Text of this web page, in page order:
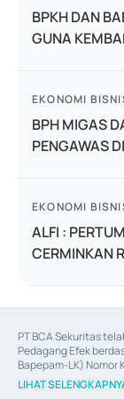
BPKH DAN
GUNA
EKONOMI
BPH MIGAS
PENGAWAS
EKONOMI
ALFI :
CERMINKAN
PT BCA Sekuritas
Pedagang Efek
Bapepam-LK) Nomor
06/D.04/2014 tanggal
Efek berdasarkan
LIHAT